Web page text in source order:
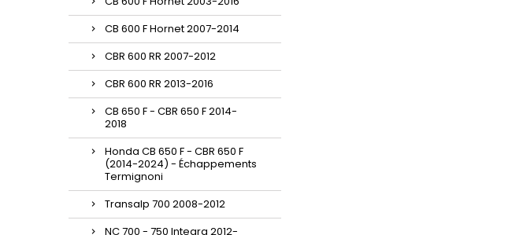
CB 600 F Hornet 2007-2014
CBR 600 RR 2007-2012
CBR 600 RR 2013-2016
CB 650 F - CBR 650 F 2014-
2018
Honda CB 650 F - CBR 650 F
(2014-2024) - Échappements
Termignoni
Transalp 700 2008-2012
NC 700 - 750 Integra 2012-